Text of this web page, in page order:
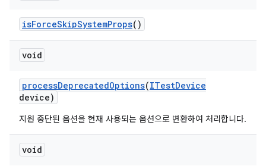
isForceSkipSystemProps()
void
processDeprecatedOptions(ITestDevice
device)
지원 중단된 옵션을 현재 사용되는 옵션으로 변환하여 처리합니다.
void